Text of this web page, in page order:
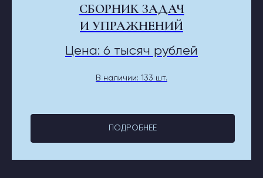
СБОРНИК ЗАДАЧ
И УПРАЖНЕНИЙ
Цена: 6 тысяч рублей
В наличии: 133 шт.
ПОДРОБНЕЕ